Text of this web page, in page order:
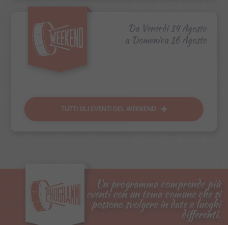
Da Venerdì 14 Agosto
a Domenica 16 Agosto
TUTTI GLI EVENTI DEL WEEKEND
Un programma comprende più
eventi con un tema comune che si
possono svolgere in date e luoghi
differenti.